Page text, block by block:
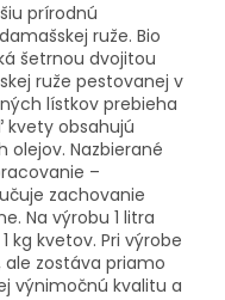
prírodnú
ruže. Bio
šetrnou dvojitou
ruže pestovanej v
lístkov prebieha
kvety obsahujú
olejov. Nazbierané
–
zachovanie
Na výrobu 1 litra
kg kvetov. Pri výrobe
ale zostáva priamo
výnimočnú kvalitu a